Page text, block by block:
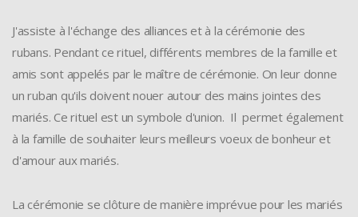
J'assiste à l'échange des alliances et à la cérémonie des
rubans. Pendant ce rituel, différents membres de la famille et
amis sont appelés par le maître de cérémonie. On leur donne
un ruban qu'ils doivent nouer autour des mains jointes des
mariés. Ce rituel est un symbole d'union. Il permet également
à la famille de souhaiter leurs meilleurs voeux de bonheur et
d'amour aux mariés.
La cérémonie se clôture de manière imprévue pour les mariés